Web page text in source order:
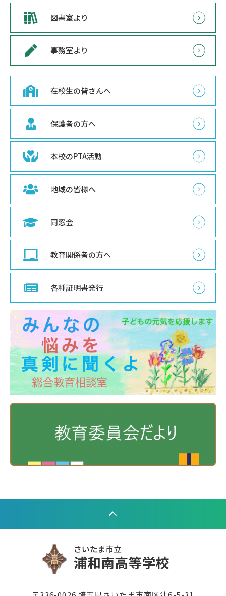
図書室より
事務室より
在校生の皆さんへ
保護者の方へ
本校のPTA活動
地域の皆様へ
同窓会
教育関係者の方へ
各種証明書発行